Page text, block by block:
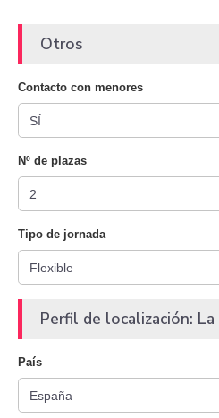
Otros
Contacto con menores
Nº de plazas
Tipo de jornada
Perfil de localización:
País